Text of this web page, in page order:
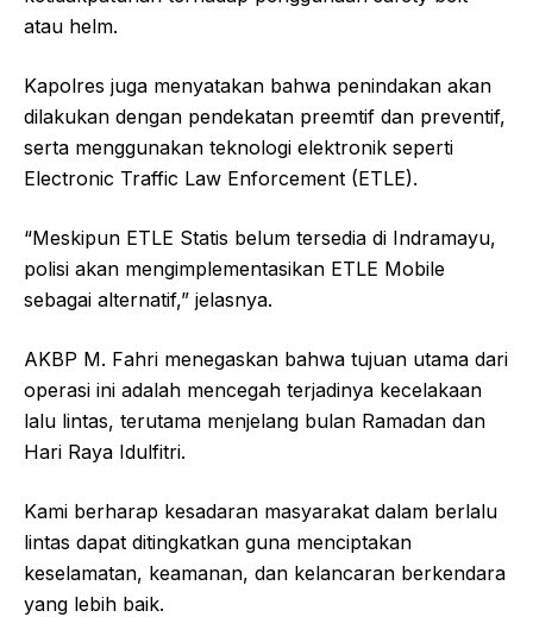
atau helm.
Kapolres juga menyatakan bahwa penindakan akan
dilakukan dengan pendekatan preemtif dan preventif,
serta menggunakan teknologi elektronik seperti
Electronic Traffic Law Enforcement (ETLE).
“Meskipun ETLE Statis belum tersedia di Indramayu,
polisi akan mengimplementasikan ETLE Mobile
sebagai alternatif,” jelasnya.
AKBP M. Fahri menegaskan bahwa tujuan utama dari
operasi ini adalah mencegah terjadinya kecelakaan
lalu lintas, terutama menjelang bulan Ramadan dan
Hari Raya Idulfitri.
Kami berharap kesadaran masyarakat dalam berlalu
lintas dapat ditingkatkan guna menciptakan
keselamatan, keamanan, dan kelancaran berkendara
yang lebih baik.